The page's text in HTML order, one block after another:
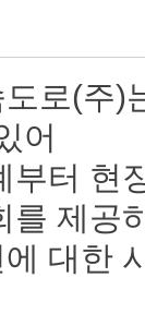
로(주)
어
부터 현
를 제공
대한